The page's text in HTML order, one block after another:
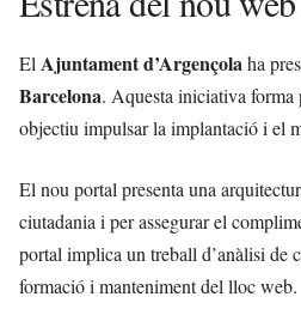
ElAjuntament d’Argençolaha
Barcelona. Aquesta iniciativa forma
objectiu impulsar la implantació i el
El nou portal presenta una
ciutadania i per assegurar el
portal implica un treball d’anàlisi de
formació i manteniment del lloc web.